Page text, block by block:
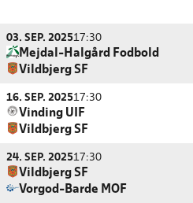
03. SEP. 202517:30
Mejdal-Halgård Fodbold
Vildbjerg SF
16. SEP. 202517:30
Vinding UIF
Vildbjerg SF
24. SEP. 202517:30
Vildbjerg SF
Vorgod-Barde MOF